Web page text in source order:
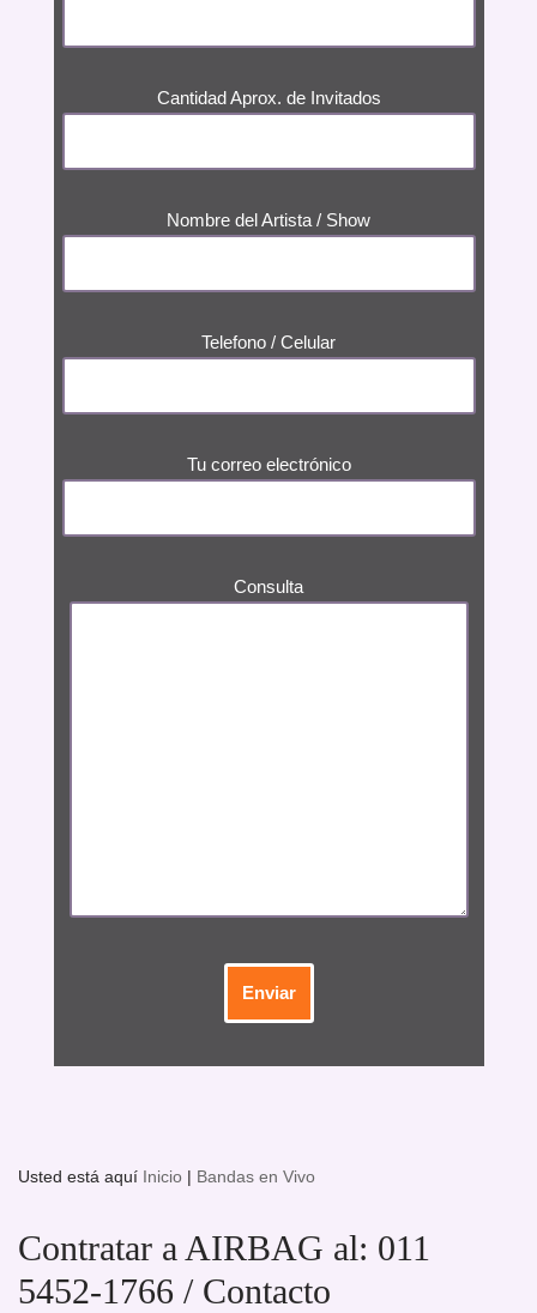
Cantidad Aprox. de Invitados
Nombre del Artista / Show
Telefono / Celular
Tu correo electrónico
Consulta
Usted está aquí Inicio | Bandas en Vivo
Contratar a AIRBAG al: 011
5452-1766 / Contacto